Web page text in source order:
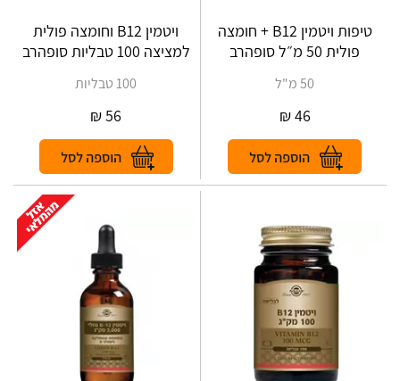
טיפות ויטמין B12 + חומצה
פולית 50 מ״ל סופהרב
50 מ"ל
46
₪
ויטמין B12 וחומצה פולית
למציצה 100 טבליות סופהרב
100 טבליות
56
₪